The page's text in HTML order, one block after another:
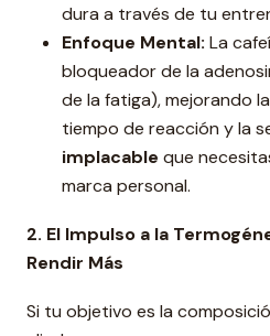
dura a través de tu
Enfoque Mental: La
bloqueador de la
de la fatiga), mejorando
tiempo de reacción y la
implacable que
marca personal.
2. El Impulso a la
Rendir Más
Si tu objetivo es la